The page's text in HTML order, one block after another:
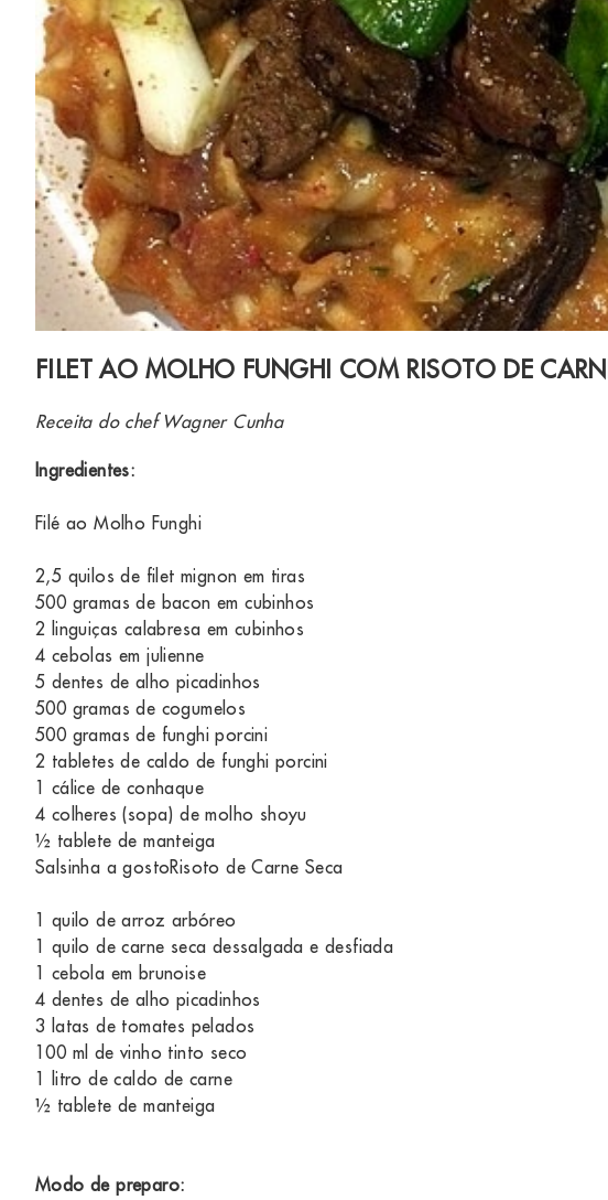
FILET AO MOLHO FUNGHI COM RISOTO DE
Receita do chef Wagner Cunha
Ingredientes:
Filé ao Molho Funghi
2,5 quilos de filet mignon em tiras
500 gramas de bacon em cubinhos
2 linguiças calabresa em cubinhos
4 cebolas em julienne
5 dentes de alho picadinhos
500 gramas de cogumelos
500 gramas de funghi porcini
2 tabletes de caldo de funghi porcini
1 cálice de conhaque
4 colheres (sopa) de molho shoyu
½ tablete de manteiga
Salsinha a gostoRisoto de Carne Seca
1 quilo de arroz arbóreo
1 quilo de carne seca dessalgada e desfiada
1 cebola em brunoise
4 dentes de alho picadinhos
3 latas de tomates pelados
100 ml de vinho tinto seco
1 litro de caldo de carne
½ tablete de manteiga
Modo de preparo: